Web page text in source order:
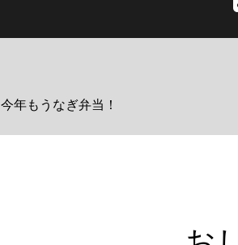
今年もうなぎ弁当！